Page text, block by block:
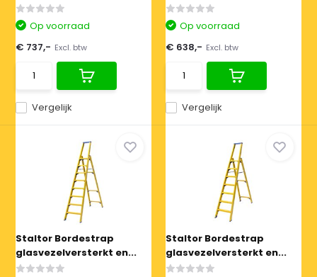
Vergelijk
Op voorraad
€ 737,- Excl. btw
Vergelijk
Op voorraad
€ 638,- Excl. btw
Staltor Bordestrap
glasvezelversterkt en...
Staltor Bordestrap
glasvezelversterkt en...